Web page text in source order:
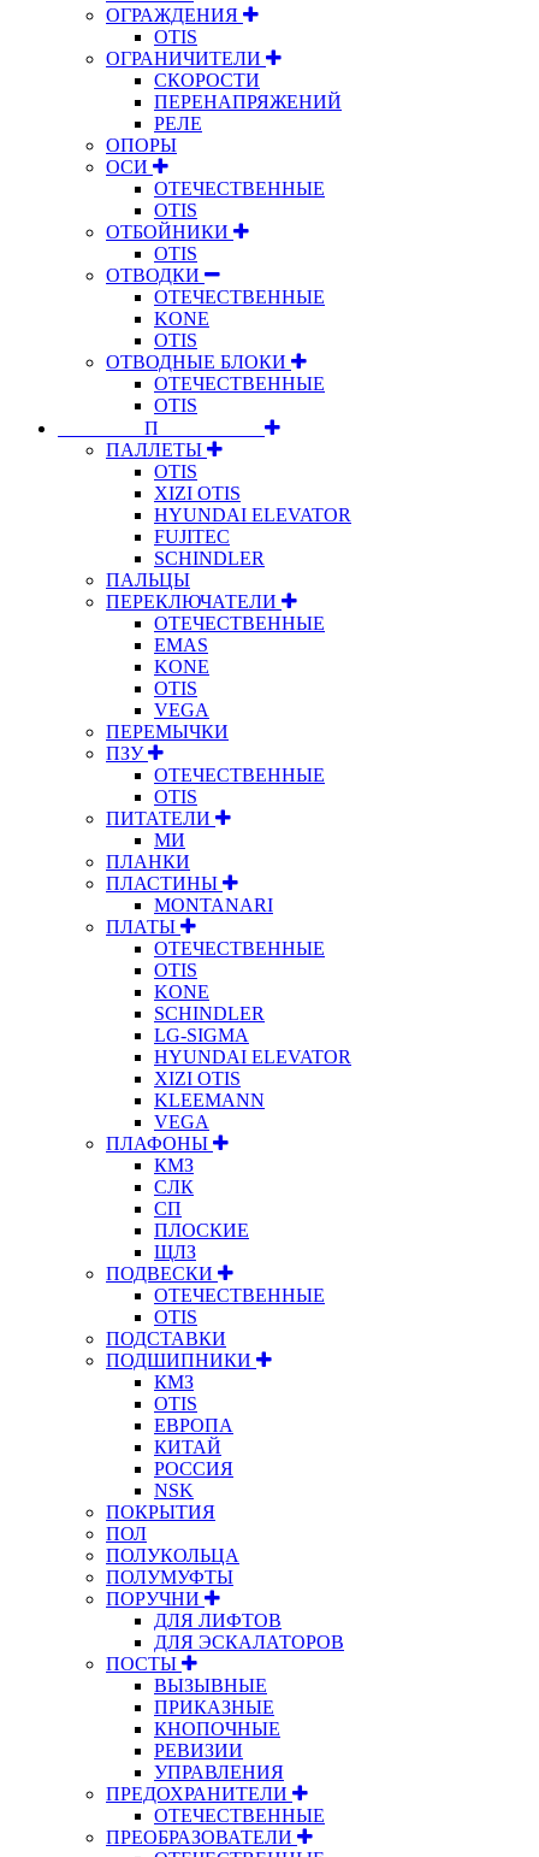
ОГРАЖДЕНИЯ
OTIS
ОГРАНИЧИТЕЛИ
СКОРОСТИ
ПЕРЕНАПРЯЖЕНИЙ
РЕЛЕ
ОПОРЫ
ОСИ
ОТЕЧЕСТВЕННЫЕ
OTIS
ОТБОЙНИКИ
OTIS
ОТВОДКИ
ОТЕЧЕСТВЕННЫЕ
KONE
OTIS
ОТВОДНЫЕ БЛОКИ
ОТЕЧЕСТВЕННЫЕ
OTIS
⠀⠀⠀⠀⠀⠀П⠀⠀⠀⠀⠀⠀⠀
ПАЛЛЕТЫ
OTIS
XIZI OTIS
HYUNDAI ELEVATOR
FUJITEC
SCHINDLER
ПАЛЬЦЫ
ПЕРЕКЛЮЧАТЕЛИ
ОТЕЧЕСТВЕННЫЕ
EMAS
KONE
OTIS
VEGA
ПЕРЕМЫЧКИ
ПЗУ
ОТЕЧЕСТВЕННЫЕ
OTIS
ПИТАТЕЛИ
МИ
ПЛАНКИ
ПЛАСТИНЫ
MONTANARI
ПЛАТЫ
ОТЕЧЕСТВЕННЫЕ
OTIS
KONE
SCHINDLER
LG-SIGMA
HYUNDAI ELEVATOR
XIZI OTIS
KLEEMANN
VEGA
ПЛАФОНЫ
КМЗ
СЛК
СП
ПЛОСКИЕ
ЩЛЗ
ПОДВЕСКИ
ОТЕЧЕСТВЕННЫЕ
OTIS
ПОДСТАВКИ
ПОДШИПНИКИ
КМЗ
OTIS
ЕВРОПА
КИТАЙ
РОССИЯ
NSK
ПОКРЫТИЯ
ПОЛ
ПОЛУКОЛЬЦА
ПОЛУМУФТЫ
ПОРУЧНИ
ДЛЯ ЛИФТОВ
ДЛЯ ЭСКАЛАТОРОВ
ПОСТЫ
ВЫЗЫВНЫЕ
ПРИКАЗНЫЕ
КНОПОЧНЫЕ
РЕВИЗИИ
УПРАВЛЕНИЯ
ПРЕДОХРАНИТЕЛИ
ОТЕЧЕСТВЕННЫЕ
ПРЕОБРАЗОВАТЕЛИ